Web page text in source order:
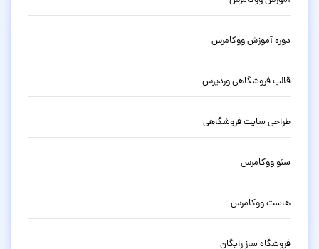
دوره آموزش ووکامرس
قالب فروشگاهی وردپرس
طراحی سایت فروشگاهی
سئو ووکامرس
هاست ووکامرس
فروشگاه ساز رایگان